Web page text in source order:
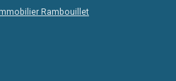
Rambouillet